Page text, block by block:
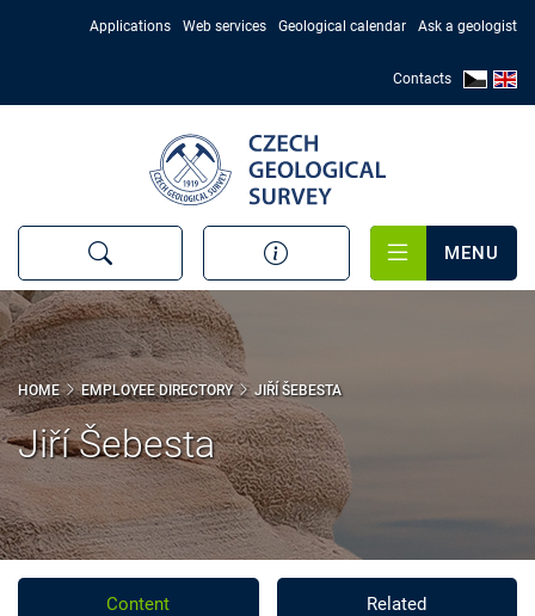
Applications Web services Geological calendar Ask a geologist
Contacts
MENU
HOME EMPLOYEE DIRECTORY JIŘÍ ŠEBESTA
Jiří Šebesta
Content Related